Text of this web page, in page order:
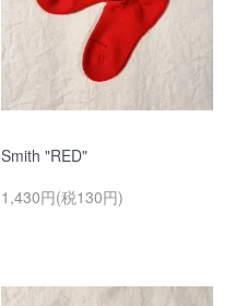
Smith "RED"
1,430円(税130円)